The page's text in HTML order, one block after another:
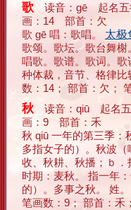
歌 读音：gē 起名五
画：14 部首：欠
歌 gē 唱：歌唱。 太极
歌颂。歌坛。歌台舞榭
唱歌。歌谱。歌词。
种体裁，音节、格律
数：14； 部首：欠；
秋 读音：qiū 起名五
画：9 部首：禾
秋 qiū 一年的第三季：
多指女子的）。秋波
收、秋耕、秋播；ｂ
时期：麦秋。 指一年
的）。多事之秋。 姓
笔画数：9； 部首：禾